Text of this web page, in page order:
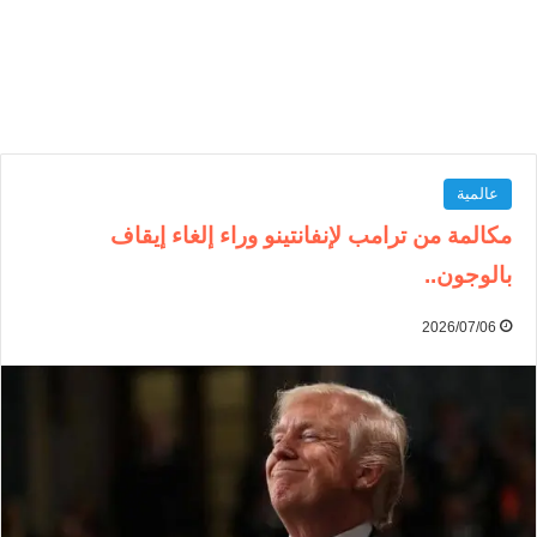
عالمية
مكالمة من ترامب لإنفانتينو وراء إلغاء إيقاف
بالوجون..
2026/07/06